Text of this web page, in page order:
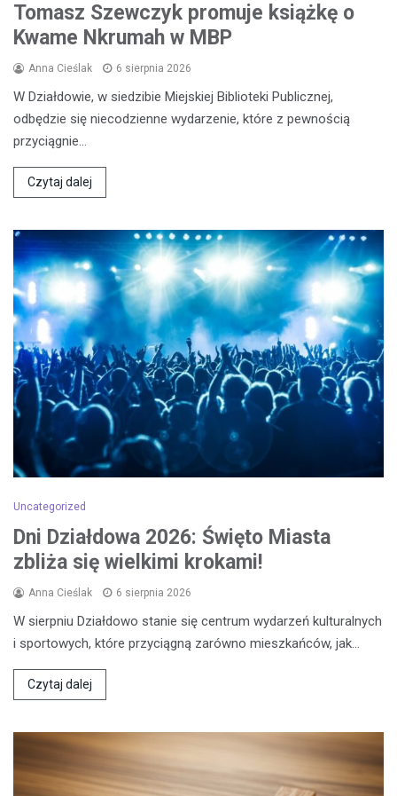
Tomasz Szewczyk promuje książkę o
Kwame Nkrumah w MBP
Anna Cieślak 6 sierpnia 2026
W Działdowie, w siedzibie Miejskiej Biblioteki Publicznej,
odbędzie się niecodzienne wydarzenie, które z pewnością
przyciągnie…
Czytaj dalej
Uncategorized
Dni Działdowa 2026: Święto Miasta
zbliża się wielkimi krokami!
Anna Cieślak 6 sierpnia 2026
W sierpniu Działdowo stanie się centrum wydarzeń kulturalnych
i sportowych, które przyciągną zarówno mieszkańców, jak…
Czytaj dalej